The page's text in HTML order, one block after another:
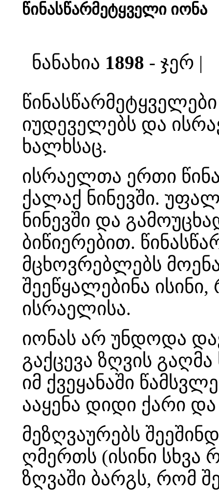
წინასწარმეტყველი იონა
ნანახია 1898 - ჯერ |
იუდეველებს და
ხალხსაც.
ისრაელთა ერთი
ქალაქ ნინევში.
ნინევში და
ბიწიერებით.
მცხოვრებლებს
შეეწყალებინა
ისრაელისა.
იონას არ უნდოდა
გაქცევა ზღვის გაღმა
იმ ქვეყანაში
ააყენა დიდი ქარი
მეზღვაურებს
ღმერთს (ისინი სხვა
ზღვაში ბარგს, რომ